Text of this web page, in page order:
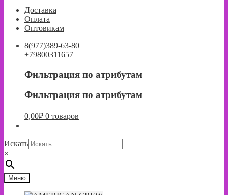
навигации
содержимому
Доставка
Оплата
Оптовикам
8(977)389-63-80
+79800311657
Фильтрация по атрибутам
Фильтрация по атрибутам
0,00₽ 0 товаров
Искать
×
Меню